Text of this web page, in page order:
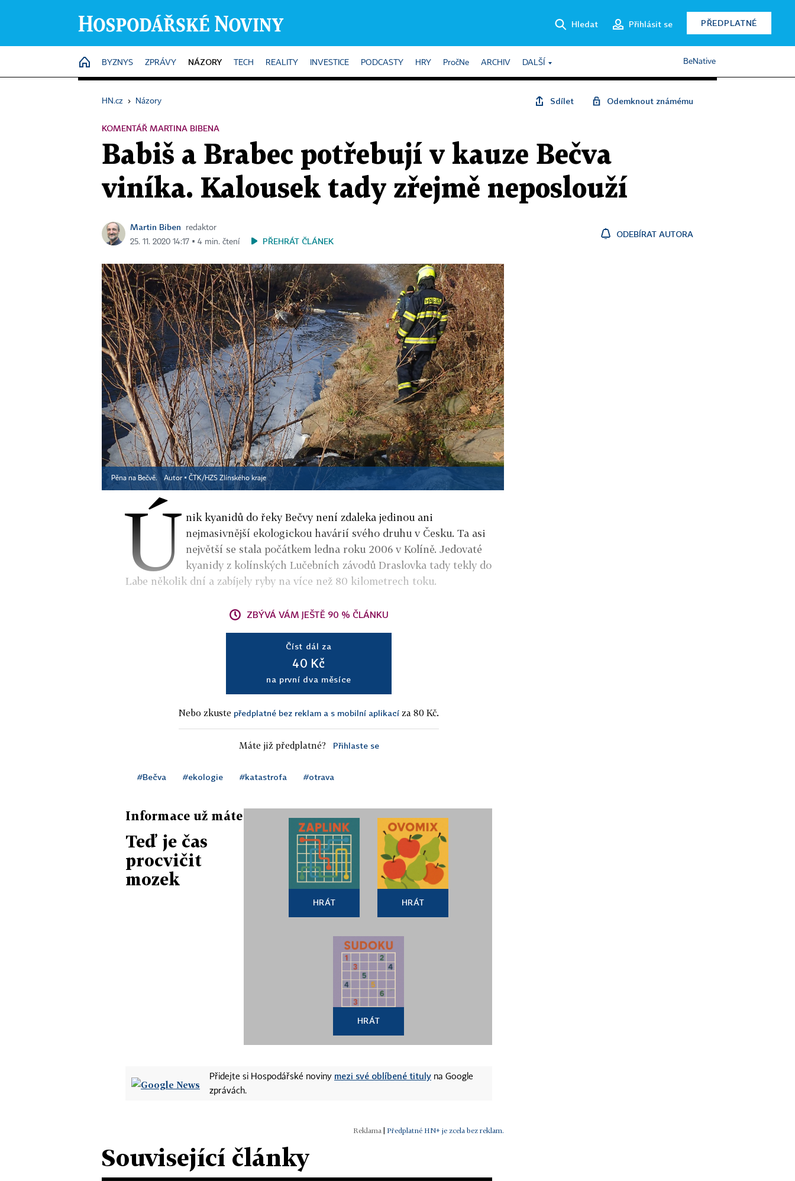
Hledat Přihlásit se PŘEDPLATNÉ
HOME
BYZNYS ZPRÁVY NÁZORY TECH REALITY INVESTICE PODCASTY HRY PročNe ARCHIV DALŠÍ BeNative
HN.cz › Názory Sdílet Odemknout známému
KOMENTÁŘ MARTINA BIBENA
Babiš a Brabec potřebují v kauze Bečva
viníka. Kalousek tady zřejmě neposlouží
Martin Biben
redaktor
25. 11. 2020 14:17 ▪ 4 min. čtení
PŘEHRÁT ČLÁNEK
ODEBÍRAT AUTORA
Pěna na Bečvě. Autor ▪ ČTK/HZS Zlínského kraje
Ú nik kyanidů do řeky Bečvy není zdaleka jedinou ani
nejmasivnější ekologickou havárií svého druhu v Česku. Ta asi
největší se stala počátkem ledna roku 2006 v Kolíně. Jedovaté
kyanidy z kolínských Lučebních závodů Draslovka tady tekly do
Labe několik dní a zabíjely ryby na více než 80 kilometrech toku.
ZBÝVÁ VÁM JEŠTĚ 90 % ČLÁNKU
Číst dál za
40 Kč
na první dva měsíce
Nebo zkuste předplatné bez reklam a s mobilní aplikací za 80 Kč.
Máte již předplatné? Přihlaste se
#Bečva #ekologie #katastrofa #otrava
Informace už máte
Teď je čas
procvičit
mozek
HRÁT HRÁT
HRÁT
Přidejte si Hospodářské noviny mezi své oblíbené tituly na Google
zprávách.
| Předplatné HN+ je zcela bez reklam.
Související články